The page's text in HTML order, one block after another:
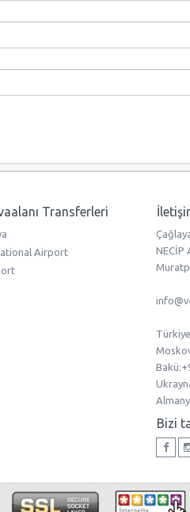
Transferleri
Airport
NECİP
Bizi